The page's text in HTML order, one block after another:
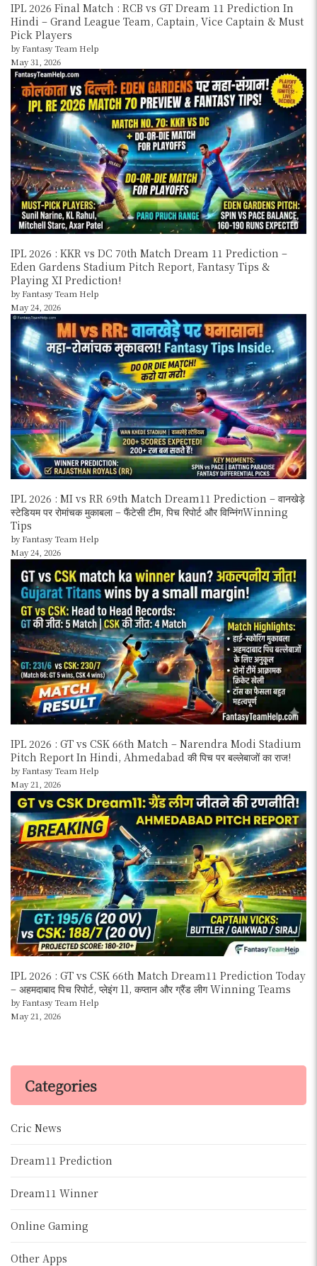
IPL 2026 Final Match : RCB vs GT Dream 11 Prediction In
Hindi – Grand League Team, Captain, Vice Captain & Must
Pick Players
by Fantasy Team Help
May 31, 2026
IPL 2026 : KKR vs DC 70th Match Dream 11 Prediction –
Eden Gardens Stadium Pitch Report, Fantasy Tips &
Playing XI Prediction!
by Fantasy Team Help
May 24, 2026
IPL 2026 : MI vs RR 69th Match Dream11 Prediction – वानखेड़े
स्टेडियम पर रोमांचक मुकाबला – फैंटेसी टीम, पिच रिपोर्ट और विन्निंगWinning
Tips
by Fantasy Team Help
May 24, 2026
IPL 2026 : GT vs CSK 66th Match – Narendra Modi Stadium
Pitch Report In Hindi, Ahmedabad की पिच पर बल्लेबाजों का राज!
by Fantasy Team Help
May 21, 2026
IPL 2026 : GT vs CSK 66th Match Dream11 Prediction Today
– अहमदाबाद पिच रिपोर्ट, प्लेइंग 11, कप्तान और ग्रैंड लीग Winning Teams
by Fantasy Team Help
May 21, 2026
Categories
Cric News
Dream11 Prediction
Dream11 Winner
Online Gaming
Other Apps